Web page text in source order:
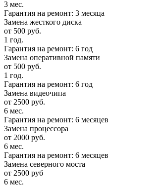
3 мес.
Гарантия на ремонт: 3 месяца
Замена жесткого диска
от 500 руб.
1 год.
Гарантия на ремонт: 6 год
Замена оперативной памяти
от 500 руб.
1 год.
Гарантия на ремонт: 6 год
Замена видеочипа
от 2500 руб.
6 мес.
Гарантия на ремонт: 6 месяцев
Замена процессора
от 2000 руб.
6 мес.
Гарантия на ремонт: 6 месяцев
Замена северного моста
от 2500 руб
6 мес.